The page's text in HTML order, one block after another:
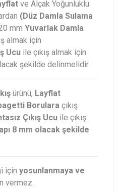
ve Alçak Yoğunluklu
(Düz Damla Sulama
mm Yuvarlak Damla
almak için
Ucu ile çıkış almak için
şekilde delinmelidir.
ürünü, Layflat
Borulara çıkış
Çıkış Ucu ile çıkış
8 mm olacak şekilde
için yosunlanmaya ve
vermez.